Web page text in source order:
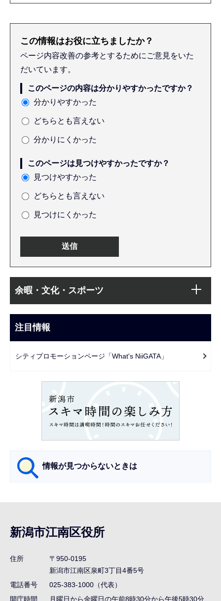
この情報はお役に立ちましたか？
ページ内容改善の参考とするためにご意見をいた
だいています。
このページの内容は分かりやすかったですか？
分かりやすかった
どちらとも言えない
分かりにくかった
このページは見つけやすかったですか？
見つけやすかった
どちらとも言えない
見つけにくかった
文
こ
ま
で
ビ
ー
余暇・文化・スポーツ
注目情報
シティプロモーションページ「What's NiiGATA」
情報が見つからないときは
ナ
ビ
ゲ
シ
ョ
新潟市江南区役所
住所
〒950-0195
新潟市江南区泉町3丁目4番5号
電話番号
025-383-1000（代表）
開庁時間
月曜日から金曜日の午前8時30分から午後5時30分